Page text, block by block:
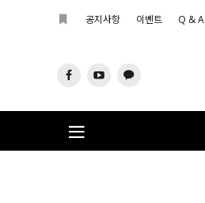
공지사항 이벤트 Q & A